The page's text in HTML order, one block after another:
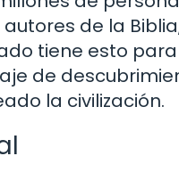
de la
tiene esto
de
la civilización.